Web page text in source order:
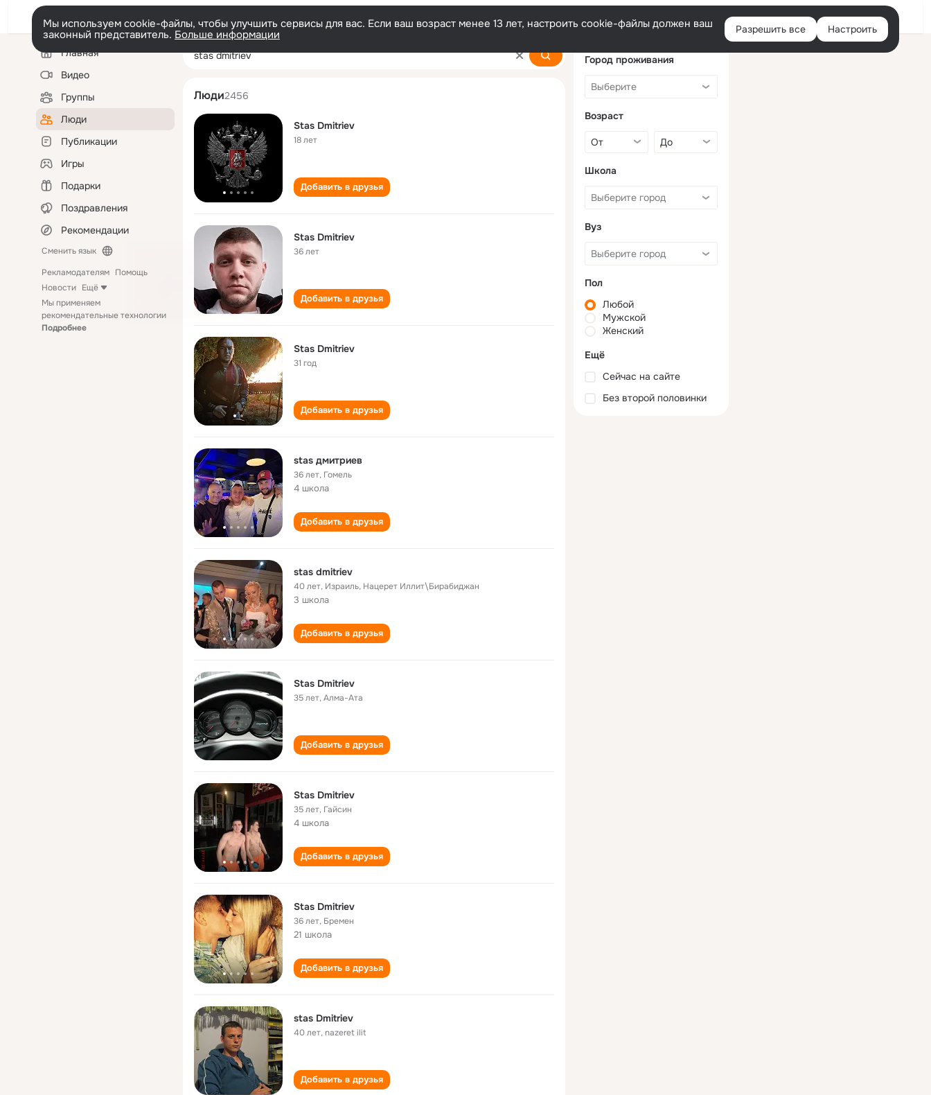
Войти
Мы используем cookie-файлы, чтобы улучшить сервисы для вас. Если ваш возраст менее 13 лет, настроить cookie-файлы должен ваш
законный представитель. Больше информации Разрешить все Настроить
Левая
колонкаГлавная
Видео
Группы
Люди
Публикации
Игры
Подарки
Поздравления
Рекомендации
Сменить язык
Рекламодателям Помощь
Новости Ещё
Мы применяем
рекомендательные технологии
Подробнее
stas dmitriev
Люди2456
Stas Dmitriev
18 лет
Добавить в друзья
Stas Dmitriev
36 лет
Добавить в друзья
Stas Dmitriev
31 год
Добавить в друзья
stas дмитриев
36 лет, Гомель
4 школа
Добавить в друзья
stas dmitriev
40 лет, Израиль, Нацерет Иллит\Бирaбиджан
3 школа
Добавить в друзья
Stas Dmitriev
35 лет,Алма-Ата
Добавить в друзья
Stas Dmitriev
35 лет, Гайсин
4 школа
Добавить в друзья
Stas Dmitriev
36 лет, Бремен
21 школа
Добавить в друзья
stas Dmitriev
40 лет,nazeret ilit
Добавить в друзья
Город проживания
Возраст
Школа
Вуз
Пол
Любой
Мужской
Женский
Ещё
Сейчас на сайте
Без второй половинки